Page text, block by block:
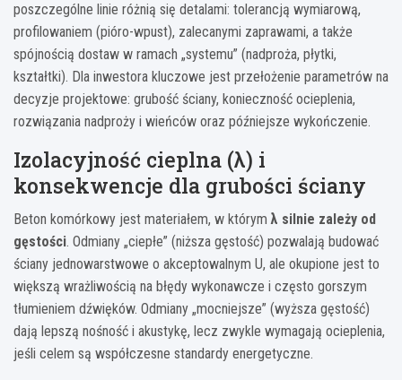
poszczególne linie różnią się detalami: tolerancją wymiarową,
profilowaniem (pióro-wpust), zalecanymi zaprawami, a także
spójnością dostaw w ramach „systemu” (nadproża, płytki,
kształtki). Dla inwestora kluczowe jest przełożenie parametrów na
decyzje projektowe: grubość ściany, konieczność ocieplenia,
rozwiązania nadproży i wieńców oraz późniejsze wykończenie.
Izolacyjność cieplna (λ) i
konsekwencje dla grubości ściany
Beton komórkowy jest materiałem, w którymλ silnie zależy od
gęstości. Odmiany „ciepłe” (niższa gęstość) pozwalają budować
ściany jednowarstwowe o akceptowalnym U, ale okupione jest to
większą wrażliwością na błędy wykonawcze i często gorszym
tłumieniem dźwięków. Odmiany „mocniejsze” (wyższa gęstość)
dają lepszą nośność i akustykę, lecz zwykle wymagają ocieplenia,
jeśli celem są współczesne standardy energetyczne.